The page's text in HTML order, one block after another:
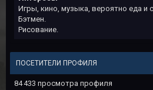
Игры, кино, музыка, вероятно еда и
Бэтмен.
Рисование.
ПОСЕТИТЕЛИ ПРОФИЛЯ
84 433 просмотра профиля